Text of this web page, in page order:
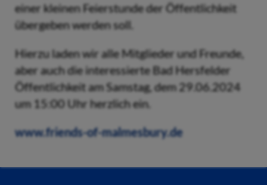
einer kleinen Feierstunde der Öffentlichkeit
übergeben werden soll.
Hierzu laden wir alle Mitglieder und Freunde,
aber auch die interessierte Bad Hersfelder
Öffentlichkeit am Samstag, dem 29.06.2024
um 15:00 Uhr herzlich ein.
www.friends-of-malmesbury.de